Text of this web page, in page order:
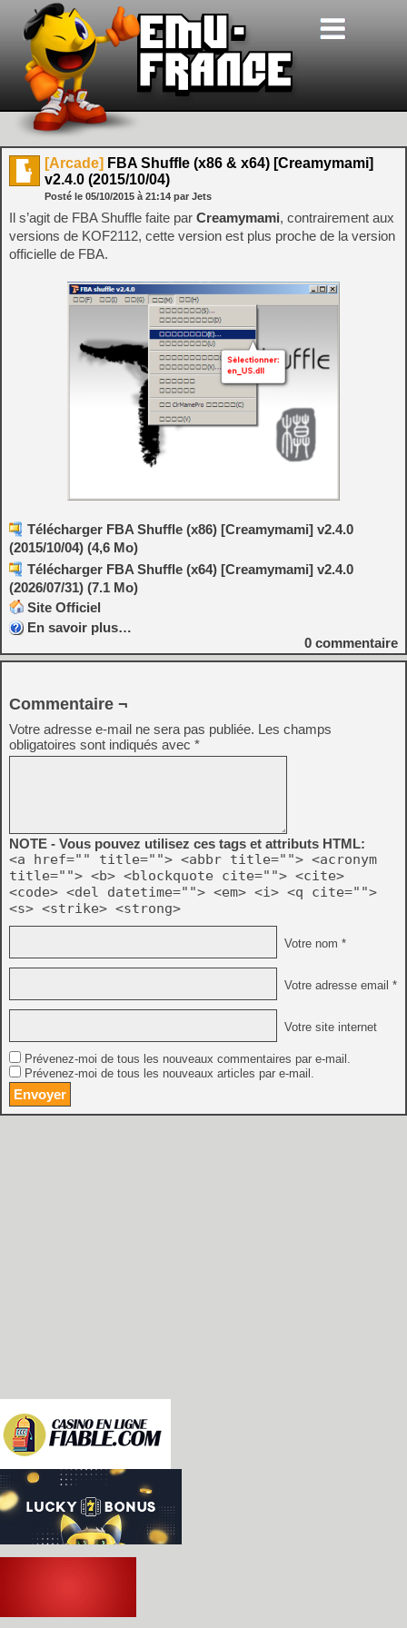
[Arcade] FBA Shuffle (x86 & x64) [Creamymami]
v2.4.0 (2015/10/04)
Posté le 05/10/2015 à 21:14 par Jets
Il s’agit de FBA Shuffle faite par Creamymami, contrairement aux
versions de KOF2112, cette version est plus proche de la version
officielle de FBA.
Télécharger FBA Shuffle (x86) [Creamymami] v2.4.0
(2015/10/04) (4,6 Mo)
Télécharger FBA Shuffle (x64) [Creamymami] v2.4.0
(2026/07/31) (7.1 Mo)
Site Officiel
En savoir plus…
0 commentaire
Commentaire ¬
Votre adresse e-mail ne sera pas publiée. Les champs
obligatoires sont indiqués avec *
NOTE - Vous pouvez utilisez ces tags et attributs HTML:
<a href="" title=""> <abbr title=""> <acronym
title=""> <b> <blockquote cite=""> <cite>
<code> <del datetime=""> <em> <i> <q cite="">
<s> <strike> <strong>
Votre nom *
Votre adresse email *
Votre site internet
Prévenez-moi de tous les nouveaux commentaires par e-mail.
Prévenez-moi de tous les nouveaux articles par e-mail.